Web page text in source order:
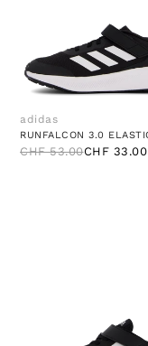
adidas
CHF 53.00CHF 33.00